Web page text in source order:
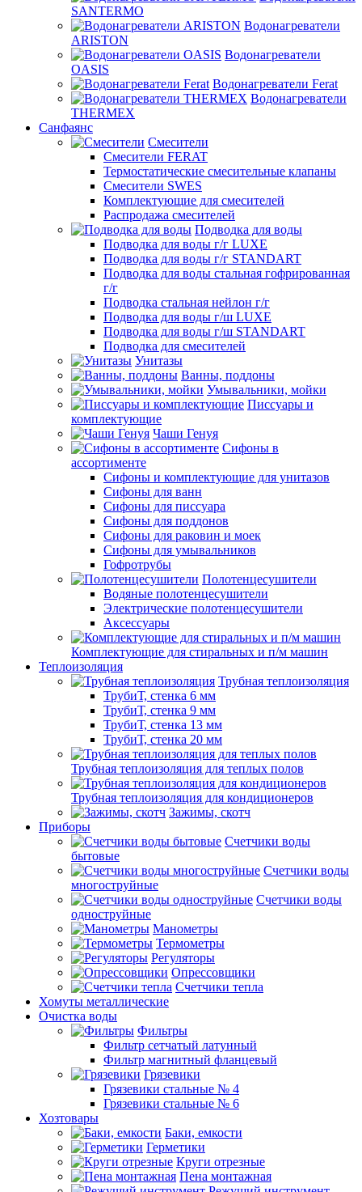
SANTERMO
Водонагреватели
ARISTON
Водонагреватели
OASIS
Водонагреватели Ferat
Водонагреватели
THERMEX
Санфаянс
Смесители
Смесители FERAT
Термостатические смесительные клапаны
Смесители SWES
Комплектующие для смесителей
Распродажа смесителей
Подводка для воды
Подводка для воды г/г LUXE
Подводка для воды г/г STANDART
Подводка для воды стальная гофрированная
г/г
Подводка стальная нейлон г/г
Подводка для воды г/ш LUXE
Подводка для воды г/ш STANDART
Подводка для смесителей
Унитазы
Ванны, поддоны
Умывальники, мойки
Писсуары и
комплектующие
Чаши Генуя
Сифоны в
ассортименте
Сифоны и комплектующие для унитазов
Сифоны для ванн
Сифоны для писсуара
Сифоны для поддонов
Сифоны для раковин и моек
Сифоны для умывальников
Гофротрубы
Полотенцесушители
Водяные полотенцесушители
Электрические полотенцесушители
Аксессуары
Комплектующие для стиральных и п/м машин
Теплоизоляция
Трубная теплоизоляция
ТрубиТ, стенка 6 мм
ТрубиТ, стенка 9 мм
ТрубиТ, стенка 13 мм
ТрубиТ, стенка 20 мм
Трубная теплоизоляция для теплых полов
Трубная теплоизоляция для кондиционеров
Зажимы, скотч
Приборы
Счетчики воды
бытовые
Счетчики воды
многоструйные
Счетчики воды
одноструйные
Манометры
Термометры
Регуляторы
Опрессовщики
Счетчики тепла
Хомуты металлические
Очистка воды
Фильтры
Фильтр сетчатый латунный
Фильтр магнитный фланцевый
Грязевики
Грязевики стальные № 4
Грязевики стальные № 6
Хозтовары
Баки, емкости
Герметики
Круги отрезные
Пена монтажная